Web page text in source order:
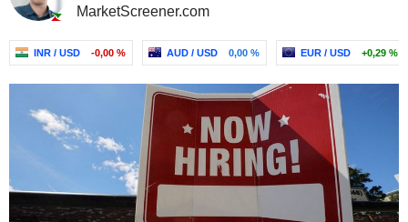
MarketScreener.com
INR / USD -0,00 % AUD / USD 0,00 % EUR / USD +0,29 %